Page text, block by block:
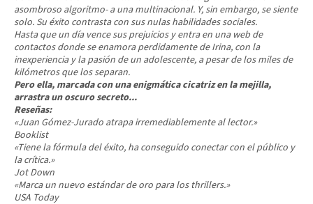
asombroso algoritmo- a una multinacional. Y, sin embargo, se siente
solo. Su éxito contrasta con sus nulas habilidades sociales.
Hasta que un día vence sus prejuicios y entra en una web de
contactos donde se enamora perdidamente de Irina, con la
inexperiencia y la pasión de un adolescente, a pesar de los miles de
kilómetros que los separan.
Pero ella, marcada con una enigmática cicatriz en la mejilla,
arrastra un oscuro secreto...
Reseñas:
«Juan Gómez-Jurado atrapa irremediablemente al lector.»
Booklist
«Tiene la fórmula del éxito, ha conseguido conectar con el público y
la crítica.»
Jot Down
«Marca un nuevo estándar de oro para losthrillers.»
USA Today